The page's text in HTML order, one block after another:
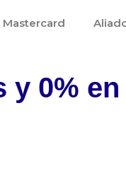
y 0%